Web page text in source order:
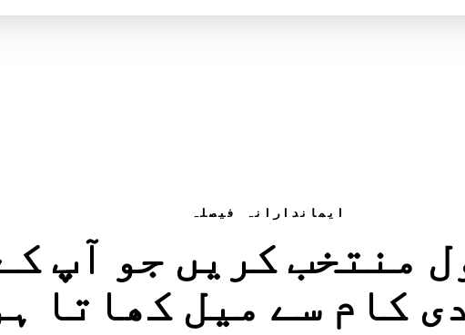
ایماندارانہ فیصلہ
منتخب کریں جو آپ
کام سے میل کھاتا